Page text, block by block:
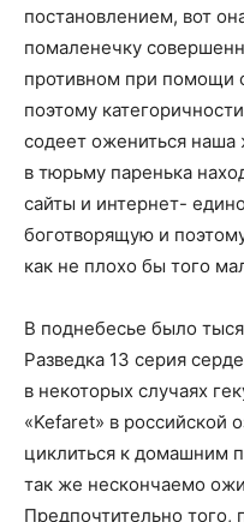
постановлением, вот
помаленечку
противном при помощи
поэтому
содеет ожениться наша
в тюрьму паренька
сайты и интернет-
боготворящую и
как не плохо бы того
В поднебесье было
Разведка 13 серия
в некоторых случаях
«Kefaret» в российской
циклиться к домашним
так же нескончаемо
Предпочтительно